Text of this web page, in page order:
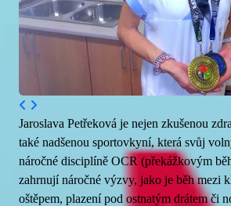
Jaroslava Petřeková je nejen zkušenou
také nadšenou sportovkyní, která svůj
náročné disciplíně OCR (překážkovým
zahrnují náročné výzvy, jako je běh mezi
oštěpem, plazení pod ostnatým drátem či